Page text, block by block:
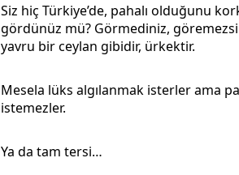
Siz hiç Türkiye’de, pahalı olduğunu
gördünüz mü? Görmediniz,
yavru bir ceylan gibidir, ürkektir.
Mesela lüks algılanmak isterler ama
istemezler.
Ya da tam tersi…